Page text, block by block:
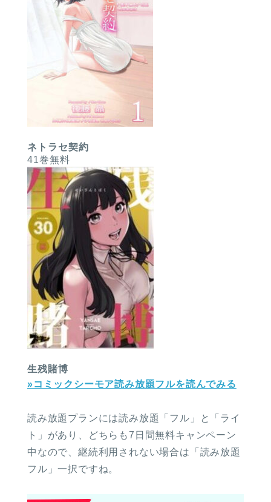
ネトラセ契約
41巻無料
生残賭博
»コミックシーモア読み放題フルを読んでみる
読み放題プランには読み放題「フル」と「ライ
ト」があり、どちらも7日間無料キャンペーン
中なので、継続利用されない場合は「読み放題
フル」一択ですね。